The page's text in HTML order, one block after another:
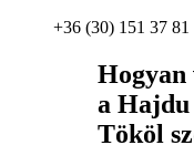
+36 (30) 151 37 81
Hogyan
a Hajdu
Tököl